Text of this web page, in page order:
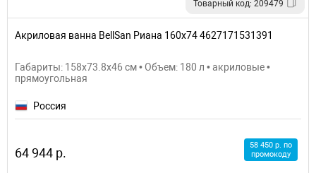
Товарный код: 209479
Акриловая ванна BellSan Риана 160x74 4627171531391
Габариты: 158x73.8x46 см • Объем: 180 л • акриловые •
прямоугольная
Россия
64 944 р.
58 450 р. по
промокоду